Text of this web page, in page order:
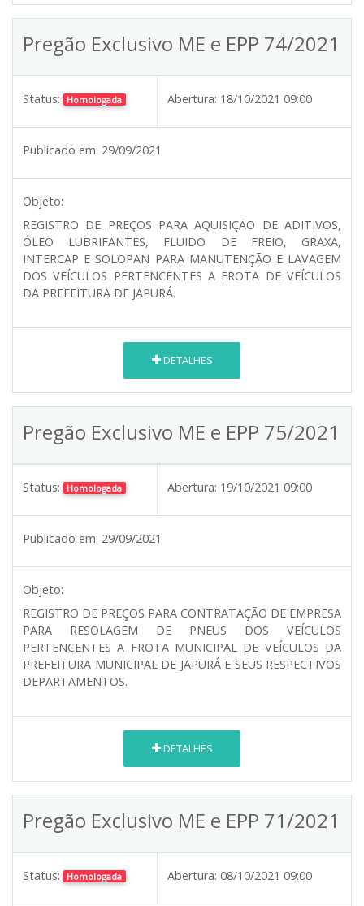
Pregão Exclusivo ME e EPP 74/2021
Status: Homologada Abertura: 18/10/2021 09:00
Publicado em: 29/09/2021
Objeto:
REGISTRO DE PREÇOS PARA AQUISIÇÃO DE ADITIVOS,
ÓLEO LUBRIFANTES, FLUIDO DE FREIO, GRAXA,
INTERCAP E SOLOPAN PARA MANUTENÇÃO E LAVAGEM
DOS VEÍCULOS PERTENCENTES A FROTA DE VEÍCULOS
DA PREFEITURA DE JAPURÁ.
DETALHES
Pregão Exclusivo ME e EPP 75/2021
Status: Homologada Abertura: 19/10/2021 09:00
Publicado em: 29/09/2021
Objeto:
REGISTRO DE PREÇOS PARA CONTRATAÇÃO DE EMPRESA
PARA RESOLAGEM DE PNEUS DOS VEÍCULOS
PERTENCENTES A FROTA MUNICIPAL DE VEÍCULOS DA
PREFEITURA MUNICIPAL DE JAPURÁ E SEUS RESPECTIVOS
DEPARTAMENTOS.
DETALHES
Pregão Exclusivo ME e EPP 71/2021
Status: Homologada Abertura: 08/10/2021 09:00